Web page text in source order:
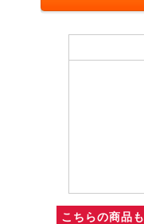
こちらの商品